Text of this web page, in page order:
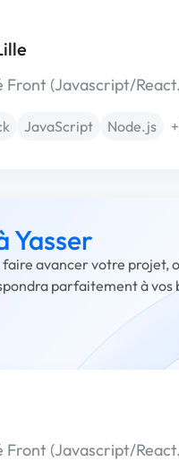
Front (Javascript/
JavaScript Node.js
Yasser
avancer votre projet,
parfaitement à vos
Front (Javascript/